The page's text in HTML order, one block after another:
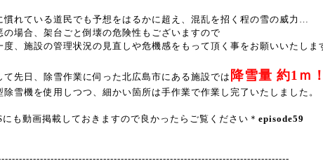
慣れている道民でも予想をはるかに超え、混乱を招く程の雪の威力…
の場合、架台ごと倒壊の危険性もございますので
度、施設の管理状況の見直しや危機感をもって頂く事をお願いいたしま
て先日、除雪作業に伺った北広島市にある施設では 降雪量 約1ｍ
除雪機を使用しつつ、細かい箇所は手作業で作業し完了いたしました。
にも動画掲載しておきますので良かったらご覧ください＊ episode59